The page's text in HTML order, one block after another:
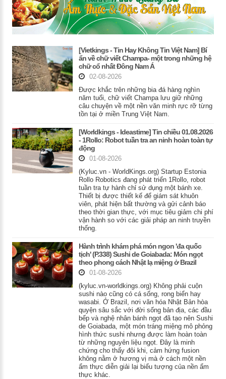
[Vietkings - Tin Hay Không Tin Việt Nam] Bí
ẩn về chữ viết Champa- một trong những hệ
chữ cổ nhất Đông Nam Á
02-08-2026
Được khắc trên những bia đá hàng nghìn
năm tuổi, chữ viết Champa lưu giữ những
câu chuyện về một nền văn minh rực rỡ từng
tồn tại ở miền Trung Việt Nam.
[Worldkings - Ideastime] Tin chiều 01.08.2026
- 1Rollo: Robot tuần tra an ninh hoàn toàn tự
động
01-08-2026
(Kyluc.vn - WorldKings.org) Startup Estonia
Rollo Robotics đang phát triển 1Rollo, robot
tuần tra tự hành chỉ sử dụng một bánh xe.
Thiết bị được thiết kế để giám sát khuôn
viên, phát hiện bất thường và gửi cảnh báo
theo thời gian thực, với mục tiêu giảm chi phí
vận hành so với các giải pháp an ninh truyền
thống.
Hành trình khám phá món ngon 'đa quốc
tịch' (P.338) Sushi de Goiabada: Món ngọt
theo phong cách Nhật lạ miệng ở Brazil
01-08-2026
(kyluc.vn-worldkings.org) Không phải cuộn
sushi nào cũng có cá sống, rong biển hay
wasabi. Ở Brazil, nơi văn hóa Nhật Bản hòa
quyện sâu sắc với đời sống bản địa, các đầu
bếp và nghệ nhân bánh ngọt đã tạo nên Sushi
de Goiabada, một món tráng miệng mô phỏng
hình thức sushi nhưng được làm hoàn toàn
từ những nguyên liệu ngọt. Đây là minh
chứng cho thấy đôi khi, cảm hứng fusion
không nằm ở hương vị mà ở cách một nền
ẩm thực diễn giải lại biểu tượng của nền ẩm
thực khác.